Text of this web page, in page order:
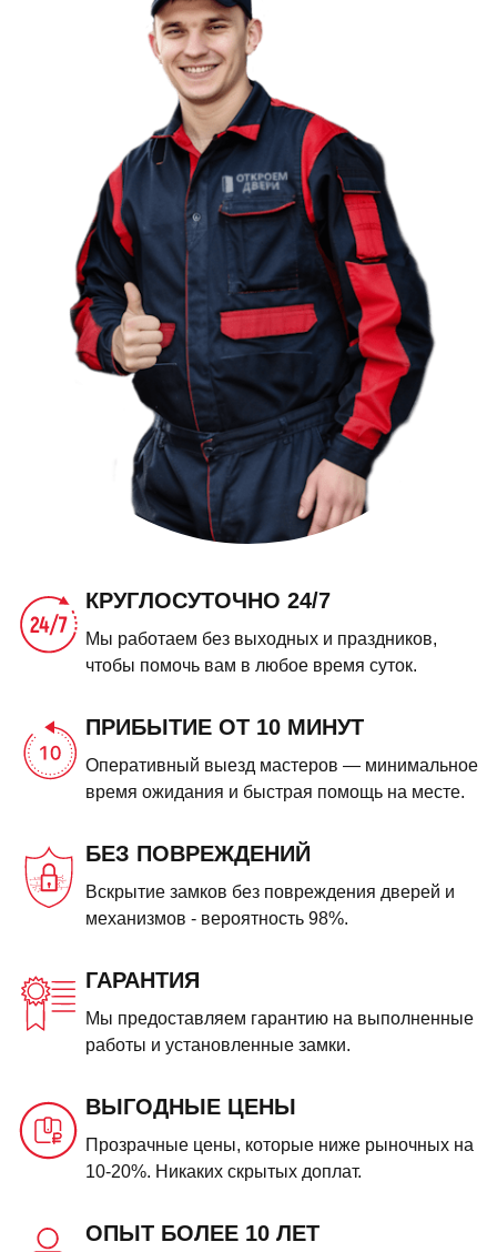
КРУГЛОСУТОЧНО 24/7
Мы работаем без выходных и праздников,
чтобы помочь вам в любое время суток.
ПРИБЫТИЕ ОТ 10 МИНУТ
Оперативный выезд мастеров — минимальное
время ожидания и быстрая помощь на месте.
БЕЗ ПОВРЕЖДЕНИЙ
Вскрытие замков без повреждения дверей и
механизмов - вероятность 98%.
ГАРАНТИЯ
Мы предоставляем гарантию на выполненные
работы и установленные замки.
ВЫГОДНЫЕ ЦЕНЫ
Прозрачные цены, которые ниже рыночных на
10-20%. Никаких скрытых доплат.
ОПЫТ БОЛЕЕ 10 ЛЕТ